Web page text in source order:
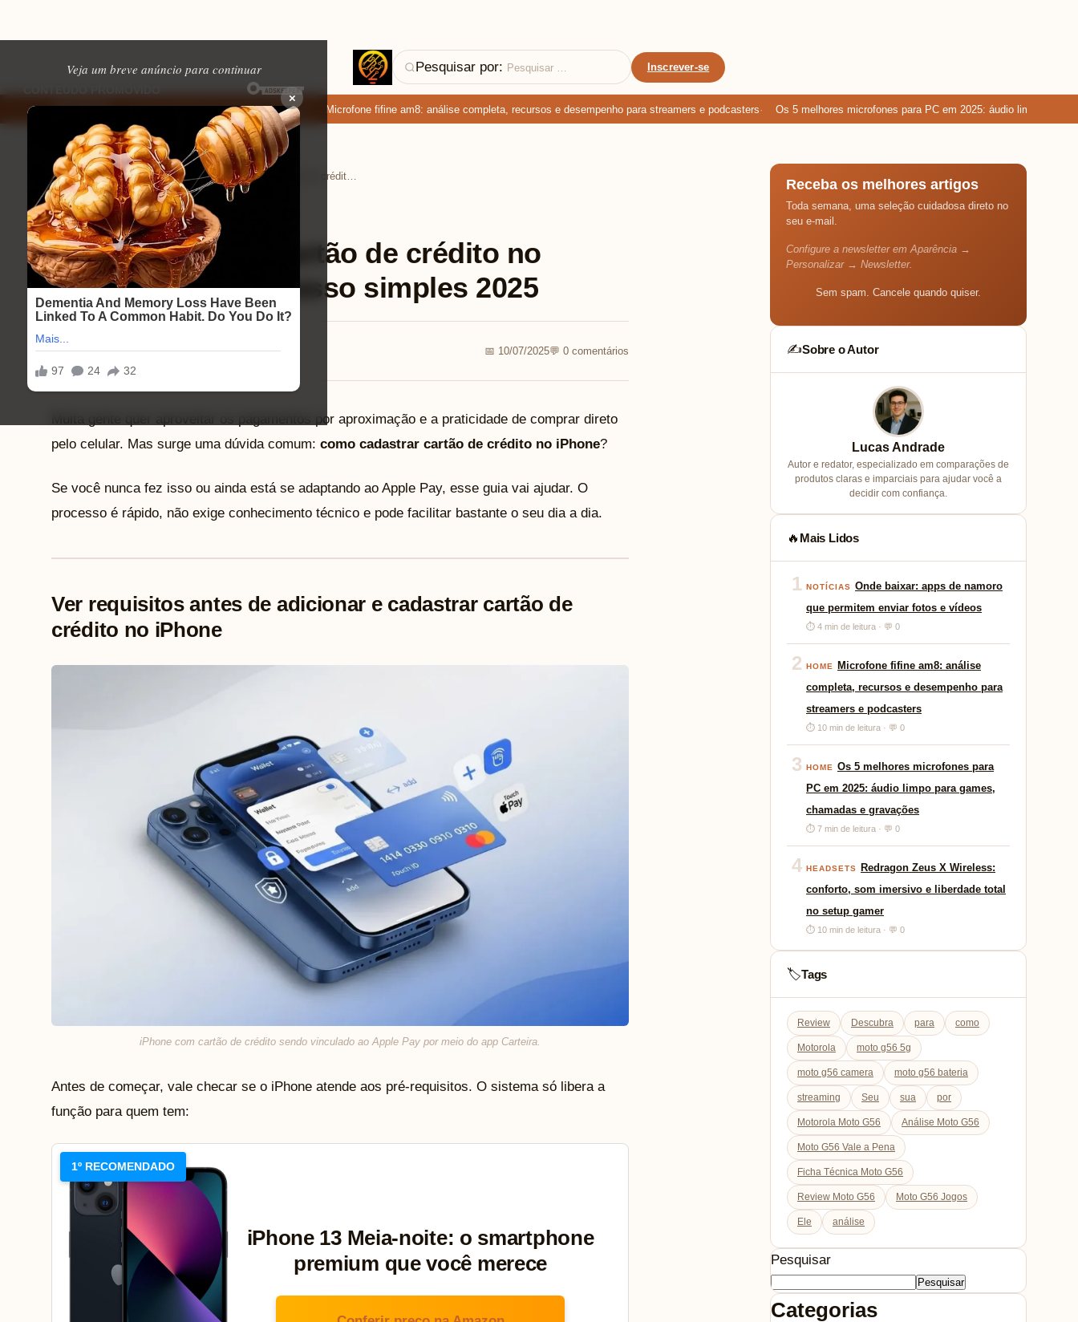
Veja um breve anúncio para continuar
×
Pesquisar por: Inscrever-se
EM ALTA
baixar: apps de namoro que permitem enviar fotos e vídeos Microfone fifine am8: análise completa, recursos e desempenho para streamers e podcasters Os 5 melhores microfones para PC em 2025: áudio limpo para
Home › Ajuda (FAQ) ›
Ajuda (FAQ) ⏱ 6 min de leitura
Como cadastrar cartão de crédito no
iPhone: passo a passo simples 2025
📅 10/07/2025💬 0 comentários
Muita gente quer aproveitar os pagamentos por aproximação e a praticidade de comprar direto
pelo celular. Mas surge uma dúvida comum: como cadastrar cartão de crédito no iPhone?
Se você nunca fez isso ou ainda está se adaptando ao Apple Pay, esse guia vai ajudar. O
processo é rápido, não exige conhecimento técnico e pode facilitar bastante o seu dia a dia.
Ver requisitos antes de adicionar e cadastrar cartão de
crédito no iPhone
iPhone com cartão de crédito sendo vinculado ao Apple Pay por meio do app Carteira.
Antes de começar, vale checar se o iPhone atende aos pré-requisitos. O sistema só libera a
função para quem tem:
1º RECOMENDADO
iPhone 13 Meia-noite: o smartphone
premium que você merece
Receba os melhores artigos
Toda semana, uma seleção cuidadosa direto no
seu e-mail.
Configure a newsletter em Aparência →
Personalizar → Newsletter.
Sem spam. Cancele quando quiser.
✍️Sobre o Autor
Lucas Andrade
Autor e redator, especializado em comparações de
produtos claras e imparciais para ajudar você a
decidir com confiança.
🔥 Mais Lidos
1 NOTÍCIAS Onde baixar: apps de namoro
que permitem enviar fotos e vídeos
⏱ 4 min de leitura · 💬 0
2 HOME
Microfone fifine am8: análise
completa, recursos e desempenho para
streamers e podcasters
⏱ 10 min de leitura · 💬 0
3 HOME
Os 5 melhores microfones para
PC em 2025: áudio limpo para games,
chamadas e gravações
⏱ 7 min de leitura · 💬 0
4 HEADSETS
Redragon Zeus X Wireless:
conforto, som imersivo e liberdade total
no setup gamer
⏱ 10 min de leitura · 💬 0
🏷️Tags
Review Descubra para como
Motorola moto g56 5g
moto g56 camera moto g56 bateria
streaming Seu sua por
Motorola Moto G56 Análise Moto G56
Moto G56 Vale a Pena
Ficha Técnica Moto G56
Review Moto G56 Moto G56 Jogos
Ele análise
Pesquisar
Pesquisar
Categorias